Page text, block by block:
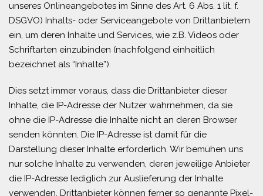
unseres Onlineangebotes im Sinne des Art. 6 Abs. 1 lit. f.
DSGVO) Inhalts- oder Serviceangebote von Drittanbietern
ein, um deren Inhalte und Services, wie z.B. Videos oder
Schriftarten einzubinden (nachfolgend einheitlich
bezeichnet als “Inhalte”).
Dies setzt immer voraus, dass die Drittanbieter dieser
Inhalte, die IP-Adresse der Nutzer wahrnehmen, da sie
ohne die IP-Adresse die Inhalte nicht an deren Browser
senden könnten. Die IP-Adresse ist damit für die
Darstellung dieser Inhalte erforderlich. Wir bemühen uns
nur solche Inhalte zu verwenden, deren jeweilige Anbieter
die IP-Adresse lediglich zur Auslieferung der Inhalte
verwenden. Drittanbieter können ferner so genannte Pixel-